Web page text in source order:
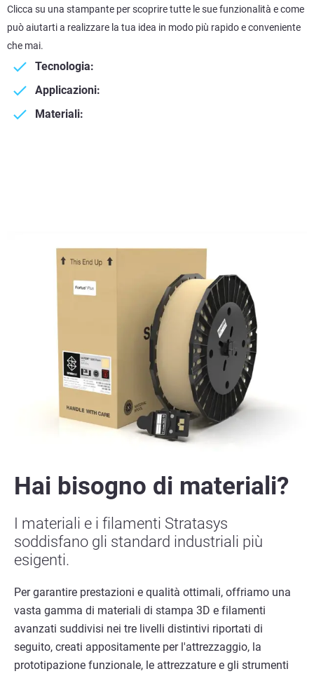
Clicca su una stampante per scoprire tutte le sue funzionalità e come
può aiutarti a realizzare la tua idea in modo più rapido e conveniente
che mai.
Tecnologia:
Applicazioni:
Materiali:
Hai bisogno di materiali?
I materiali e i filamenti Stratasys
soddisfano gli standard industriali più
esigenti.
Per garantire prestazioni e qualità ottimali, offriamo una
vasta gamma di materiali di stampa 3D e filamenti
avanzati suddivisi nei tre livelli distintivi riportati di
seguito, creati appositamente per l'attrezzaggio, la
prototipazione funzionale, le attrezzature e gli strumenti